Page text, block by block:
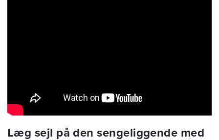
Læg sejl på den sengeliggende med